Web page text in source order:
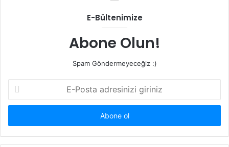
E-Bültenimize
Abone Olun!
Spam Göndermeyeceğiz :)
Posta
adresinizi